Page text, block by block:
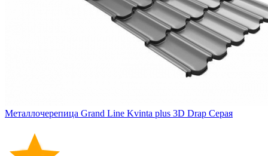
Металлочерепица Grand Line Kvinta plus 3D Drap Серая